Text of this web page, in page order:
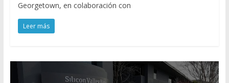
Georgetown, en colaboración con
Leer más